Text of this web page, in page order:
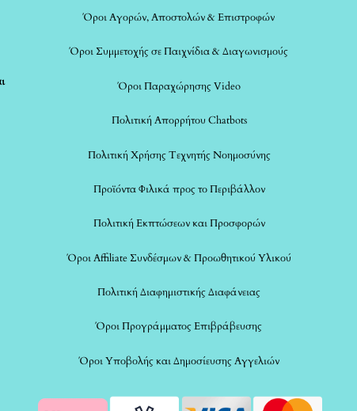
Όροι Αγορών, Αποστολών & Επιστροφών
Όροι Συμμετοχής σε Παιχνίδια & Διαγωνισμούς
Όροι Παραχώρησης Video
Πολιτική Απορρήτου Chatbots
Πολιτική Χρήσης Τεχνητής Νοημοσύνης
Προϊόντα Φιλικά προς το Περιβάλλον
Πολιτική Εκπτώσεων και Προσφορών
Όροι Affiliate Συνδέσμων & Προωθητικού Υλικού
Πολιτική Διαφημιστικής Διαφάνειας
Όροι Προγράμματος Επιβράβευσης
Όροι Υποβολής και Δημοσίευσης Αγγελιών